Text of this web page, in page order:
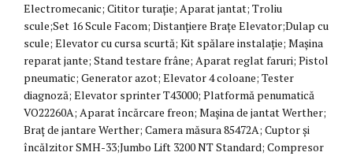
Electromecanic; Cititor turație; Aparat jantat; Troliu
scule;Set 16 Scule Facom; Distanțiere Brațe Elevator;Dulap cu
scule; Elevator cu cursa scurtă; Kit spălare instalație; Mașina
reparat jante; Stand testare frâne; Aparat reglat faruri; Pistol
pneumatic; Generator azot; Elevator 4 coloane; Tester
diagnoză; Elevator sprinter T43000; Platformă penumatică
VO22260A; Aparat încărcare freon; Mașina de jantat Werther;
Braț de jantare Werther; Camera măsura 85472A; Cuptor și
încălzitor SMH-33;Jumbo Lift 3200 NT Standard; Compresor